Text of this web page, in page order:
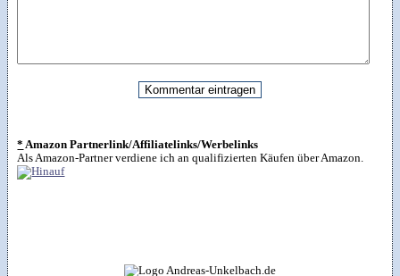
* Amazon Partnerlink/Affiliatelinks/Werbelinks
Als Amazon-Partner verdiene ich an qualifizierten Käufen über Amazon.